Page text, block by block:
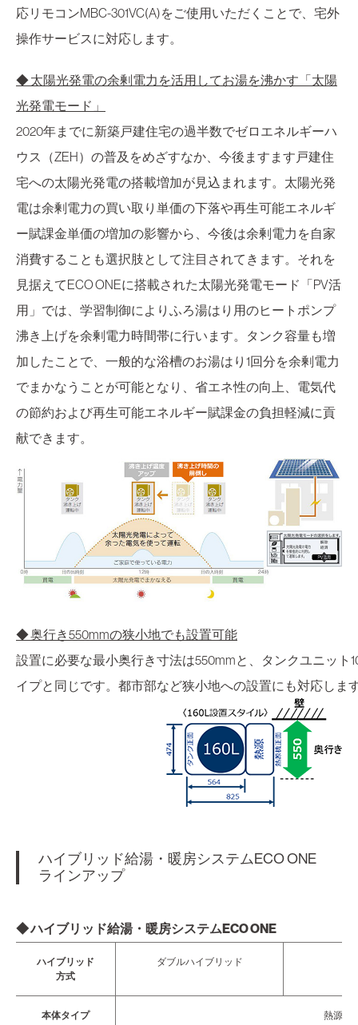
応リモコンMBC-301VC(A)をご使用いただくことで、宅外
操作サービスに対応します。
◆ 太陽光発電の余剰電力を活用してお湯を沸かす「太陽
光発電モード」
2020年までに新築戸建住宅の過半数でゼロエネルギーハ
ウス（ZEH）の普及をめざすなか、今後ますます戸建住
宅への太陽光発電の搭載増加が見込まれます。太陽光発
電は余剰電力の買い取り単価の下落や再生可能エネルギ
ー賦課金単価の増加の影響から、今後は余剰電力を自家
消費することも選択肢として注目されてきます。それを
見据えてECO ONEに搭載された太陽光発電モード「PV活
用」では、学習制御によりふろ湯はり用のヒートポンプ
沸き上げを余剰電力時間帯に行います。タンク容量も増
加したことで、一般的な浴槽のお湯はり1回分を余剰電力
でまかなうことが可能となり、省エネ性の向上、電気代
の節約および再生可能エネルギー賦課金の負担軽減に貢
献できます。
◆ 奥行き550mmの狭小地でも設置可能
設置に必要な最小奥行き寸法は550mmと、タンクユニット
イプと同じです。都市部など狭小地への設置にも対応しま
ハイブリッド給湯・暖房システムECO ONE
ラインアップ
◆ ハイブリッド給湯・暖房システムECO ONE
ハイブリッド
方式
ダブルハイブリッド
本体タイプ 熱源機